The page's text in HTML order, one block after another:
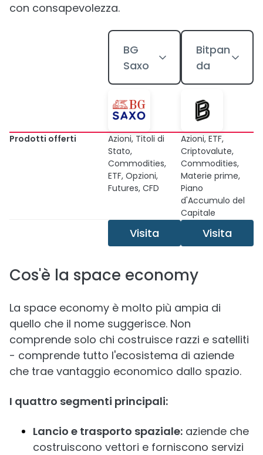
con consapevolezza.
BG
Saxo
Bitpan
da
Prodotti offerti
Azioni, Titoli di
Stato,
Commodities,
ETF, Opzioni,
Futures, CFD
Azioni, ETF,
Criptovalute,
Commodities,
Materie prime,
Piano
d'Accumulo del
Capitale
Visita Visita
Cos'è la space economy
La space economy è molto più ampia di
quello che il nome suggerisce. Non
comprende solo chi costruisce razzi e satelliti
- comprende tutto l'ecosistema di aziende
che trae vantaggio economico dallo spazio.
I quattro segmenti principali:
Lancio e trasporto spaziale: aziende che
costruiscono vettori e forniscono servizi